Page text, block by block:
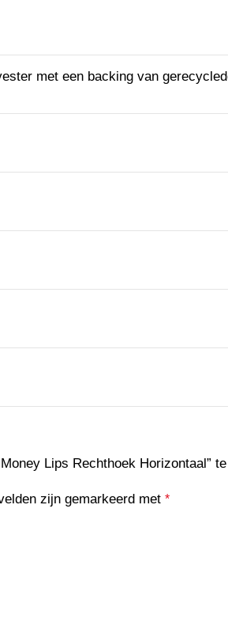
met een backing van
Lips Rechthoek Horizontaal”
zijn gemarkeerd met *